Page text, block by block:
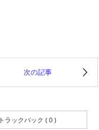
トラックバック ( 0 )